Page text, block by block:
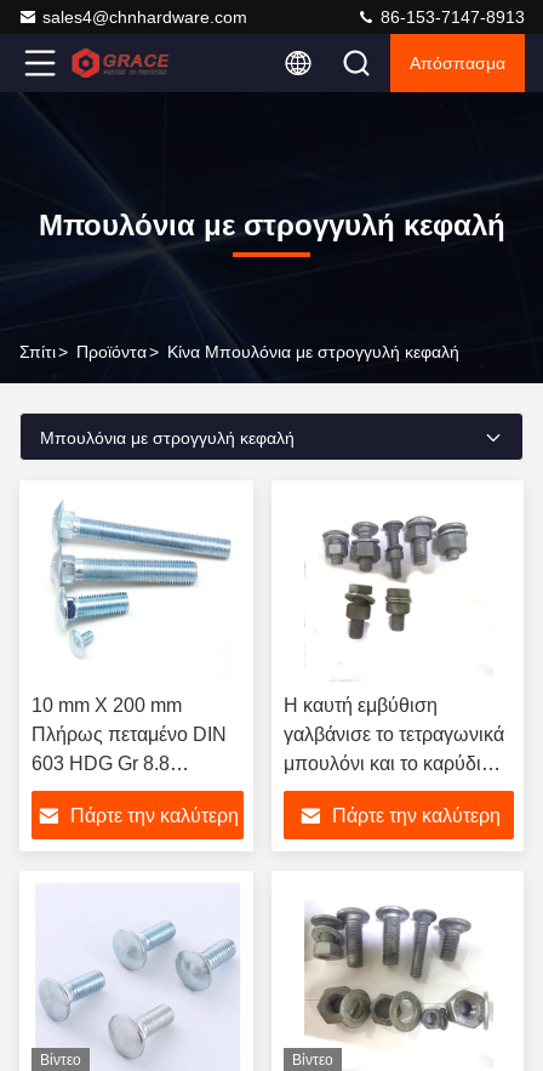
sales4@chnhardware.com 86-153-7147-8913
Απόσπασμα
Μπουλόνια με στρογγυλή κεφαλή
Σπίτι> Προϊόντα> Κίνα Μπουλόνια με στρογγυλή κεφαλή
Μπουλόνια με στρογγυλή κεφαλή
10 mm X 200 mm
Πλήρως πεταμένο DIN
603 HDG Gr 8.8
Στρογγυλοσυσκευή με
υψηλή αντοχή στη
σύσφιξη και θερμή
Πάρτε την καλύτερη
Η καυτή εμβύθιση
γαλβάνισε το τετραγωνικά
μπουλόνι και το καρύδι
προστατευτικών
κιγκλιδωμάτων εθνικών
οδών μανιταριών
επικεφαλής
Πάρτε την καλύτερη
Βίντεο Βίντεο